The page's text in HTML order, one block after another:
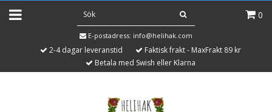
0
E-postadress: info@helihak.com
2-4 dagar leveranstid
Faktisk frakt - MaxFrakt 89 kr
Betala med Swish eller Klarna